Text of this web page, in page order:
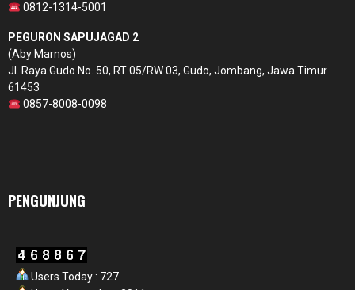
0812-1314-5001
PEGURON SAPUJAGAD 2
(Aby Marnos)
Jl. Raya Gudo No. 50, RT 05/RW 03, Gudo, Jombang, Jawa Timur
61453
0857-8008-0098
PENGUNJUNG
Users Today : 727